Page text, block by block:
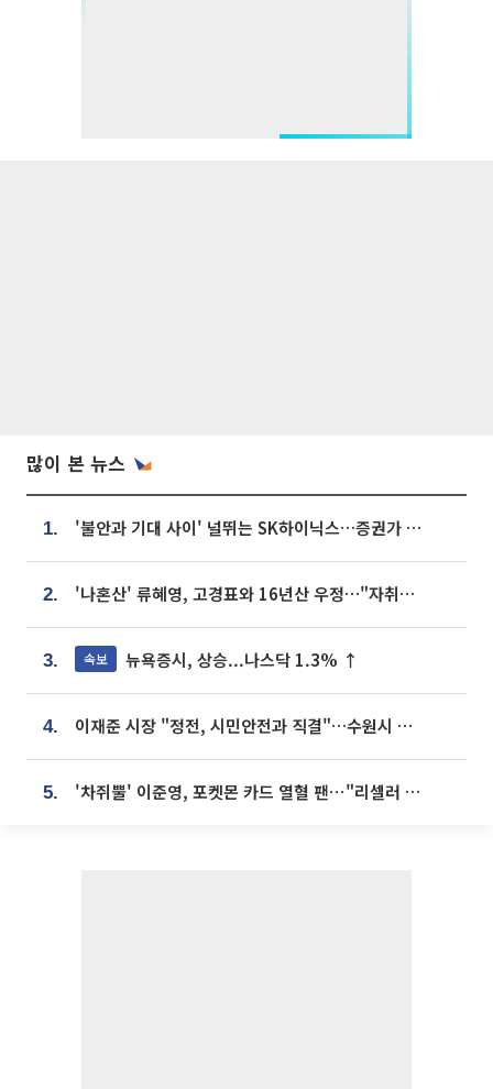
많이 본 뉴스
1. '불안과 기대 사이' 널뛰는 SK하이닉스…증권가 "HBM4·LTA 기반 펀터멘털 견고"
2. '나혼산' 류혜영, 고경표와 16년산 우정…"자취방서 부모님과 마주쳐"
3. 속보 뉴욕증시, 상승...나스닥 1.3% ↑
4. 이재준 시장 "정전, 시민안전과 직결"…수원시 비상대응체계 가동
5. '차쥐뿔' 이준영, 포켓몬 카드 열혈 팬⋯"리셀러 처단할 것"